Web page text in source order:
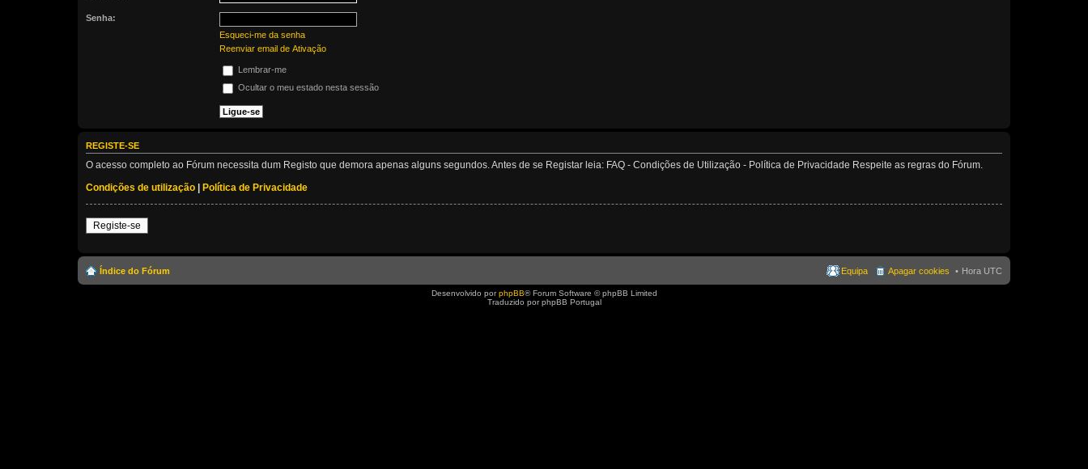
Senha:
Esqueci-me da senha
Reenviar email de Ativação
Lembrar-me
Ocultar o meu estado nesta sessão
REGISTE-SE
O acesso completo ao Fórum necessita dum Registo que demora apenas alguns segundos. Antes de se Registar leia: FAQ - Condições de Utilização - Política de Privacidade Respeite as regras do Fórum.
Condições de utilização | Política de Privacidade
Registe-se
Índice do Fórum Hora UTC
Apagar cookies
Equipa
Desenvolvido porphpBB® Forum Software © phpBB Limited
Traduzido por phpBB Portugal